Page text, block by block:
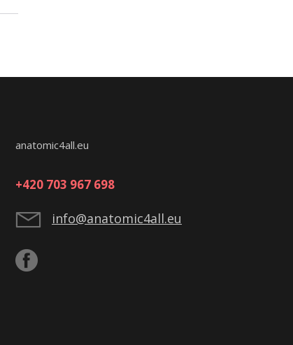
anatomic4all.eu
+420 703 967 698
info@anatomic4all.eu